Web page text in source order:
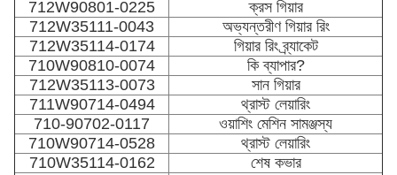
712W90801-0225
ক্রস গিয়ার
712W35111-0043
অভ্যন্তরীণ গিয়ার রিং
712W35114-0174
গিয়ার রিং ব্র্যাকেট
710W90810-0074
কি ব্যাপার?
712W35113-0073
সান গিয়ার
711W90714-0494
থ্রাস্ট লেয়ারিং
710-90702-0117
ওয়াশিং মেশিন সামঞ্জস্য
710W90714-0528
থ্রাস্ট লেয়ারিং
710W35114-0162
শেষ কভার